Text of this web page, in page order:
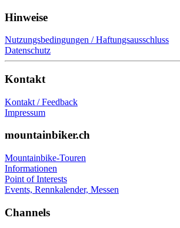
Hinweise
Nutzungsbedingungen / Haftungsausschluss
Datenschutz
Kontakt
Kontakt / Feedback
Impressum
mountainbiker.ch
Mountainbike-Touren
Informationen
Point of Interests
Events, Rennkalender, Messen
Channels